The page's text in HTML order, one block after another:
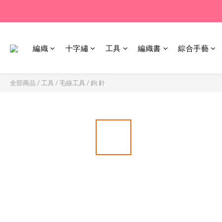
編織 十字繡 工具 編織書 綜合手藝
全部商品 / 工具 /毛線工具 /鉤 針